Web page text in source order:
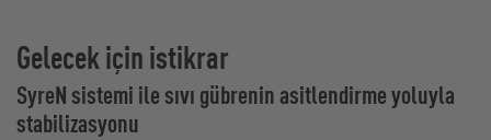
Gelecek için istikrar
SyreN sistemi ile sıvı gübrenin asitlendirme yoluyla
stabilizasyonu